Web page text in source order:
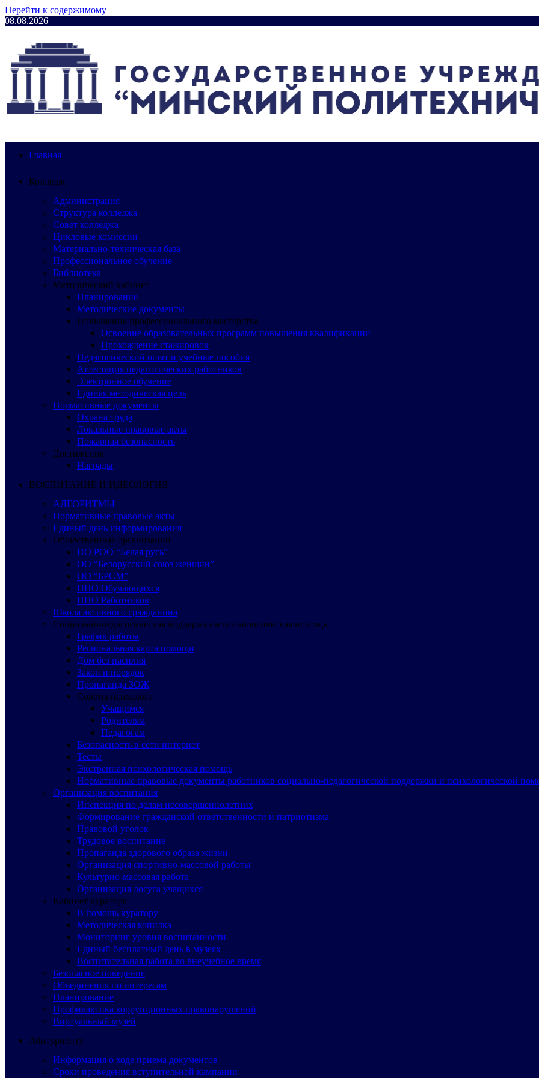
Перейти к содержимому
08.08.2026
Главная
Колледж
Администрация
Структура колледжа
Совет колледжа
Цикловые комиссии
Материально-техническая база
Профессиональное обучение
Библиотека
Методический кабинет
Планирование
Методические документы
Повышение профессионального мастерства
Освоение образовательных программ повышения квалификации
Прохождение стажировок
Педагогический опыт и учебные пособия
Аттестация педагогических работников
Электронное обучение
Единая методическая цель
Нормативные документы
Охрана труда
Локальные правовые акты
Пожарная безопасность
Достижения
Награды
ВОСПИТАНИЕ И ИДЕОЛОГИЯ
АЛГОРИТМЫ
Нормативные правовые акты
Единый день информирования
Общественные организации
ПО РОО “Белая русь”
ОО “Белорусский союз женщин”
ОО “БРСМ”
ППО Обучающихся
ППО Работников
Школа активного гражданина
Социально-педагогическая поддержка и психологическая помощь
График работы
Региональная карта помощи
Дом без насилия
Закон и порядок
Пропаганда ЗОЖ
Советы психолога
Учащимся
Родителям
Педагогам
Безопасность в сети интернет
Тесты
Экстренная психологическая помощь
Нормативные правовые документы работников социально-педагогической поддержки и психологической
Организация воспитания
Инспекция по делам несовершеннолетних
Формирование гражданской ответственности и патриотизма
Правовой уголок
Трудовое воспитание
Пропаганда здорового образа жизни
Организация спортивно-массовой работы
Культурно-массовая работа
Организация досуга учащихся
Кабинет куратора
В помощь куратору
Методическая копилка
Мониторинг уровня воспитанности
Единый бесплатный день в музеях
Воспитательная работа во внеучебное время
Безопасное поведение
Объединения по интересам
Планирование
Профилактика коррупционных правонарушений
Виртуальный музей
Абитуриенту
Информация о ходе приема документов
Сроки проведения вступительной кампании